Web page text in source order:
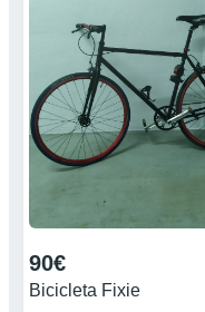
90€
Bicicleta Fixie